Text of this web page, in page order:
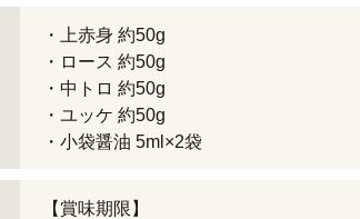
・上赤身 約50g
・ロース 約50g
・中トロ 約50g
・ユッケ 約50g
・小袋醤油 5ml×2袋
【賞味期限】